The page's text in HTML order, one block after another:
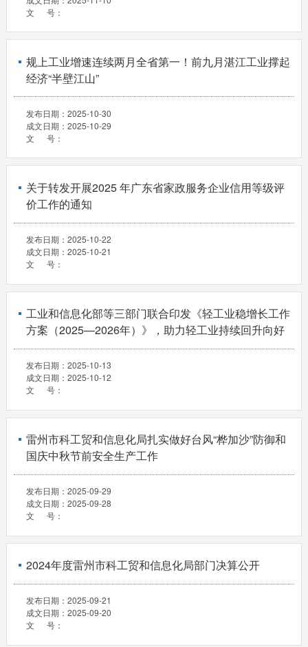
文 号：
规上工业增速连续两月全省第一！前九月湛江工业撑起
经济“半壁江山”
发布日期： 2025-10-30
成文日期： 2025-10-29
文 号：
关于转发开展2025 年广东省家政服务企业信用等级评
价工作的通知
发布日期： 2025-10-22
成文日期： 2025-10-21
文 号：
工业和信息化部等三部门联合印发《轻工业稳增长工作
方案（2025—2026年）》，助力轻工业持续回升向好
发布日期： 2025-10-13
成文日期： 2025-10-12
文 号：
雷州市科工贸和信息化局扎实做好台风“桦加沙”防御和
国庆中秋节前安全生产工作
发布日期： 2025-09-29
成文日期： 2025-09-28
文 号：
2024年度雷州市科工贸和信息化局部门决算公开
发布日期： 2025-09-21
成文日期： 2025-09-20
文 号：